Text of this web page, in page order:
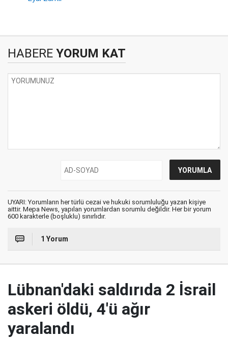
HABERE YORUM KAT
UYARI: Yorumların her türlü cezai ve hukuki sorumluluğu yazan kişiye
aittir. Mepa News, yapılan yorumlardan sorumlu değildir. Her bir yorum
600 karakterle (boşluklu) sınırlıdır.
1 Yorum
Lübnan'daki saldırıda 2 İsrail
askeri öldü, 4'ü ağır
yaralandı